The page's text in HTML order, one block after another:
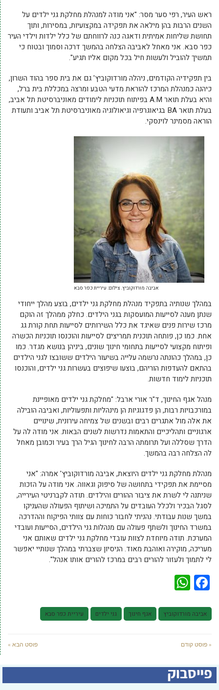
ראש העיר, רפי סער מסר: "אני מודה למנהלת מחלקת גני ילדים על
השנים הרבות בהן מילאה את תפקידה במקצועיות, במסירות, ותוך
תחושת שליחות אמיתית ודאגה כנה לרווחתם של כלל ילדות וילדי העיר
כפר סבא. אני מאחל לאביבה הצלחה בהמשך דרכה וסמוך ובטוח כי
תמשיך להוביל ולעשות חיל בכל מקום אליו תגיע".
בין תפקידיה הקודמים, ניהלה מורדוקוביץ' גם את בית ספר בהוד השרון,
כיהנה כמנהלת המרכז להוראת מדעי הטבע ומרצה במכללת בית ברל,
והיא בעלת תואר A.M בפיתוח תוכניות לימודים מאוניברסיטת תל אביב,
בעלת תואר BA בגיאוגרפיה וגיאולוגיה מאוניברסיטת תל אביב ותעודת
הוראה מסמינר לוינסקי.
אביבה מורדוקוביץ. צילום: עיריית כפר סבא
במהלך שנותיה בתפקיד מנהלת מחלקת גני ילדים, בוצע מהלך ייחודי
שנתן מענה לסייעות המועסקות בגני הילדים. כחלק ממהלך זה הוקם
מרכז שירות פנים שאיגד את כלל השירותים לסייעות תחת קורת גג
אחת. כמו כן, פותחה תוכנית תמריצים לסייעות והוכנסו תוכניות הכשרה
ופיתוח מקצועי לסייעות בתחומי חינוך שונים, ביניהן בנושא מגדר. כמו
כן, במהלך כהונתה נרשמה עלייה בשיעור הילדים ששובצו לגני הילדים
בהתאם להעדפות הוריהם, בוצעו שיפוצים בעשרות גני ילדים, והוכנסו
תוכניות לימוד חדשות.
מנהל אגף החינוך, ד"ר אורי ארבל: "מחלקת גני ילדים מאופיינת
במורכבויות רבות, הן פדגוגיות הן מינהליות ותפעוליות, ואביבה הובילה
את אלה מול אתגרים רבים ובשנים של צמיחה עירונית, שינויים
ארגוניים ותהליכיים והתאמות נדרשות לשנים הבאות. אני מודה לה על
הדרך שסללה ועל תרומתה הרבה לחינוך הגיל הרך בעיר וכמובן מאחל
לה הצלחה רבה בהמשך.
מנהלת מחלקת גני ילדים היוצאת, אביבה מורדוקוביץ' אמרה: "אני
מסיימת את תפקידי בתחושה של סיפוק וגאווה. אני מודה על הזכות
שניתנה לי לשרת את ציבור ההורים והילדים. תודה לקברניטי העירייה,
לסגל הבכיר ולכלל העובדים על התמיכה ושיתוף הפעולה שהעניקו
במשך שנות עבודתי. נהניתי לחבור כוחות עם צוותי הפיקוח וההדרכה
במשרד החינוך ולשתף פעולה עם מנהלות גני הילדים, הסייעות ועובדי
המערכת. תודה מיוחדת לצוות עובדי מחלקת גני ילדים שאותם אני
מעריכה, מוקירה ואוהבת מאוד. הניסיון שצברתי במהלך שנותיי יאפשר
לי לתמוך ולעזור להורים רבים במרכז להורים אותו אנהל".
Facebook
אביבה מורדוקוביץ אגף חינוך גני ילדים עיריית כפר סבא
« פוסט קודם פוסט הבא »